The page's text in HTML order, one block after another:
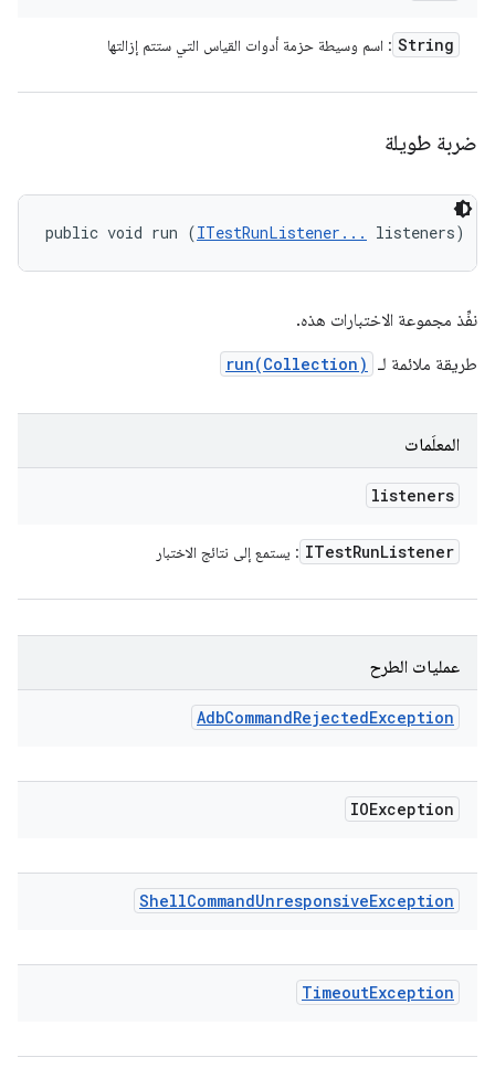
String : اسم وسيطة حزمة أدوات القياس التي ستتم إزالتها
ضربة طويلة
public void run (ITestRunListener... listeners)
نفِّذ مجموعة الاختبارات هذه.
طريقة ملائمة لـ run(Collection)
المعلَمات
listeners
ITestRunListener : يستمع إلى نتائج الاختبار
عمليات الطرح
AdbCommandRejectedException
IOException
ShellCommandUnresponsiveException
TimeoutException